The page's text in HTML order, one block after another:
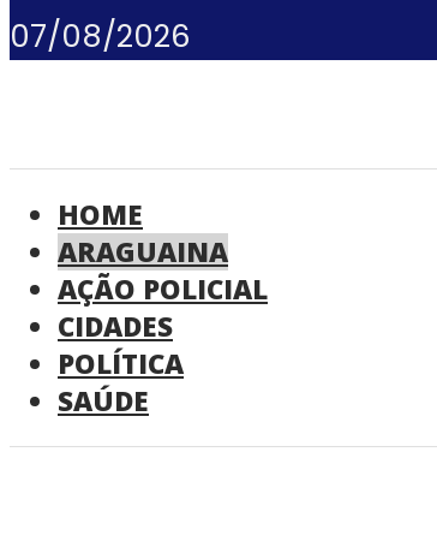
07/08/2026
HOME
ARAGUAINA
AÇÃO POLICIAL
CIDADES
POLÍTICA
SAÚDE